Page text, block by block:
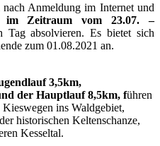
Anmeldung im Internet und
im Zeitraum vom 23.07. –
Tag absolvieren. Es bietet sich
zum 01.08.2021 an.
3,5km,
der Hauptlauf 8,5km, führen
ins Waldgebiet,
historischen Keltenschanze,
Kesseltal.